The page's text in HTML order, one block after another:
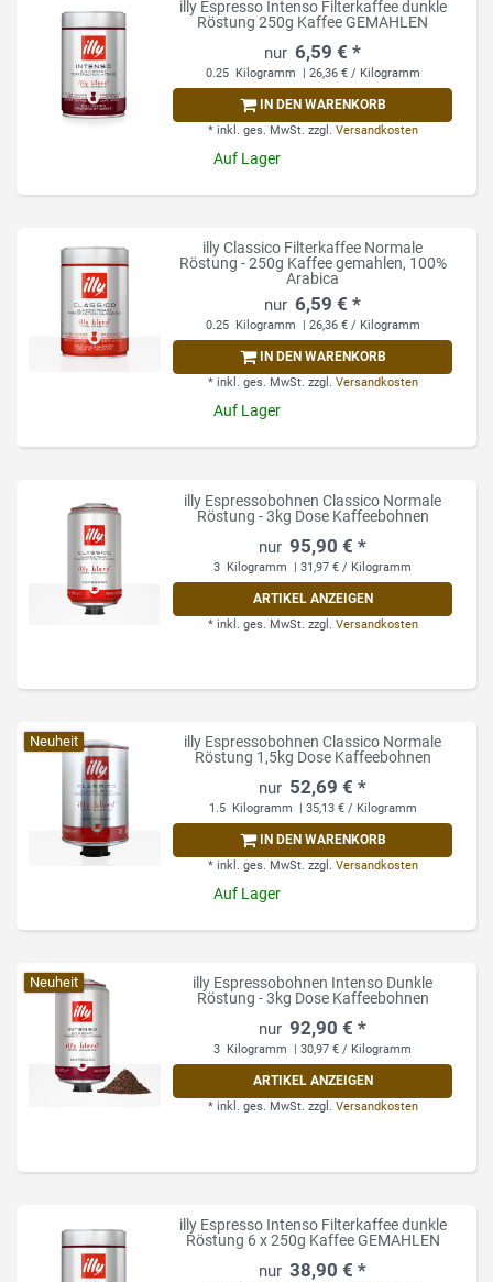
illy Espresso Intenso Filterkaffee dunkle
Röstung 250g Kaffee GEMAHLEN
6,59 € *
0.25 Kilogramm | 26,36 € / Kilogramm
IN DEN WARENKORB
* inkl. ges. MwSt. zzgl. Versandkosten
Auf Lager
illy Classico Filterkaffee Normale
Röstung - 250g Kaffee gemahlen, 100%
Arabica
6,59 € *
0.25 Kilogramm | 26,36 € / Kilogramm
IN DEN WARENKORB
* inkl. ges. MwSt. zzgl. Versandkosten
Auf Lager
illy Espressobohnen Classico Normale
Röstung - 3kg Dose Kaffeebohnen
95,90 € *
3 Kilogramm | 31,97 € / Kilogramm
ARTIKEL ANZEIGEN
* inkl. ges. MwSt. zzgl. Versandkosten
Neuheit
illy Espressobohnen Classico Normale
Röstung 1,5kg Dose Kaffeebohnen
52,69 € *
1.5 Kilogramm | 35,13 € / Kilogramm
IN DEN WARENKORB
* inkl. ges. MwSt. zzgl. Versandkosten
Auf Lager
Neuheit
illy Espressobohnen Intenso Dunkle
Röstung - 3kg Dose Kaffeebohnen
92,90 € *
3 Kilogramm | 30,97 € / Kilogramm
ARTIKEL ANZEIGEN
* inkl. ges. MwSt. zzgl. Versandkosten
illy Espresso Intenso Filterkaffee dunkle
Röstung 6 x 250g Kaffee GEMAHLEN
38,90 € *